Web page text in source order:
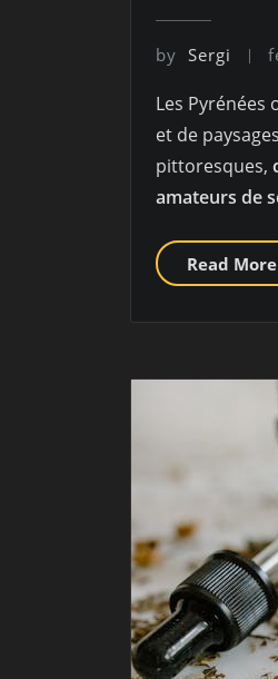
by Sergi
Les
et de
pittoresques,
amateurs de
Read More